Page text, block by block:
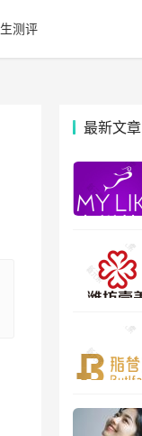
测评
最新文章